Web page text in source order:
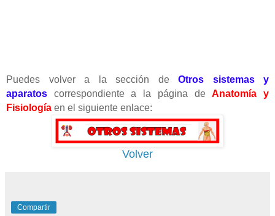
Puedes volver a la sección de Otros sistemas y
aparatos correspondiente a la página deAnatomía y
Fisiología en el siguiente enlace:
Volver
Compartir